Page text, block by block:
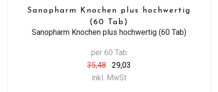
Sanopharm Knochen plus hochwertig
(60 Tab)
Sanopharm Knochen plus hochwertig (60 Tab)
per 60 Tab
35,48
29,03
inkl. MwSt